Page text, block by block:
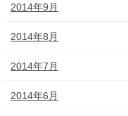
2014年9月
2014年8月
2014年7月
2014年6月